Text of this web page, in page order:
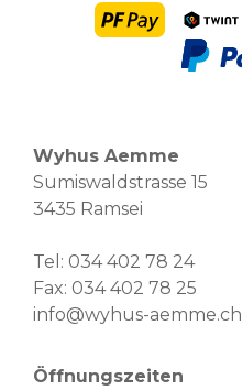
Wyhus Aemme
Sumiswaldstrasse 15
3435 Ramsei
Tel: 034 402 78 24
Fax: 034 402 78 25
info@wyhus-aemme.ch
Öffnungszeiten